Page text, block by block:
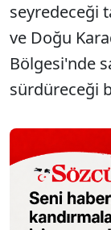
seyredeceği
ve Doğu
Bölgesi'nde
sürdüreceği